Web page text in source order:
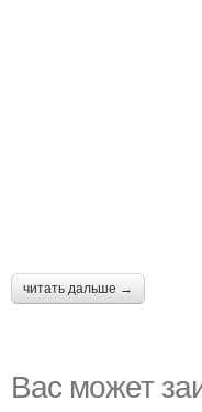
читать дальше →
Вас может